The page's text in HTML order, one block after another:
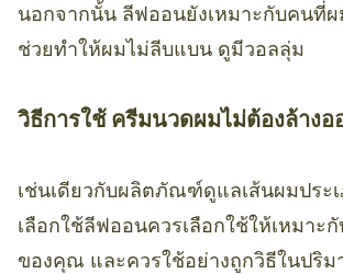
นอกจากนั้น ลีฟออนยังเหมาะกับคนที่ผ
ช่วยทำให้ผมไม่ลีบแบน ดูมีวอลลุ่ม
วิธีการใช้ ครีมนวดผมไม่ต้องล้างอ
เช่นเดียวกับผลิตภัณฑ์ดูแลเส้นผมประ
เลือกใช้ลีฟออนควรเลือกใช้ให้เหมาะ
ของคุณ และควรใช้อย่างถูกวิธีในปริ